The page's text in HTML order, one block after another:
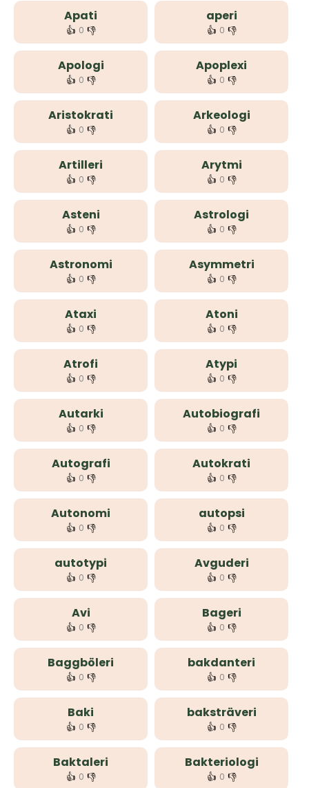
Apati
👍 0 👎
aperi
👍 0 👎
Apologi
👍 0 👎
Apoplexi
👍 0 👎
Aristokrati
👍 0 👎
Arkeologi
👍 0 👎
Artilleri
👍 0 👎
Arytmi
👍 0 👎
Asteni
👍 0 👎
Astrologi
👍 0 👎
Astronomi
👍 0 👎
Asymmetri
👍 0 👎
Ataxi
👍 0 👎
Atoni
👍 0 👎
Atrofi
👍 0 👎
Atypi
👍 0 👎
Autarki
👍 0 👎
Autobiografi
👍 0 👎
Autografi
👍 0 👎
Autokrati
👍 0 👎
Autonomi
👍 0 👎
autopsi
👍 0 👎
autotypi
👍 0 👎
Avguderi
👍 0 👎
Avi
👍 0 👎
Bageri
👍 0 👎
Baggböleri
👍 0 👎
bakdanteri
👍 0 👎
Baki
👍 0 👎
baksträveri
👍 0 👎
Baktaleri
👍 0 👎
Bakteriologi
👍 0 👎